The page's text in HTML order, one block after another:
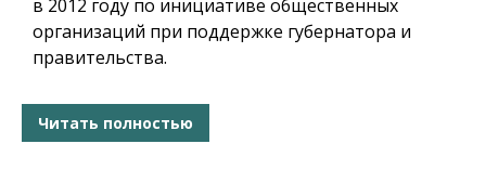
в 2012 году по инициативе общественных
организаций при поддержке губернатора и
правительства.
Читать полностью